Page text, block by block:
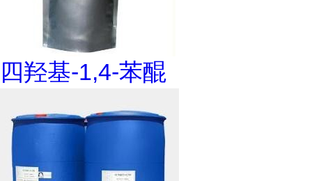
四羟基-1,4-苯醌